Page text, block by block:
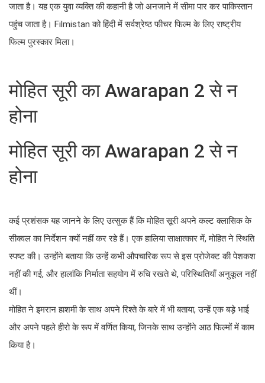
जाता है। यह एक युवा व्यक्ति की कहानी है जो अनजाने में सीमा पार कर पाकिस्तान
पहुंच जाता है। Filmistan को हिंदी में सर्वश्रेष्ठ फीचर फिल्म के लिए राष्ट्रीय
फिल्म पुरस्कार मिला।
मोहित सूरी का Awarapan 2 से न
होना
मोहित सूरी का Awarapan 2 से न
होना
कई प्रशंसक यह जानने के लिए उत्सुक हैं कि मोहित सूरी अपने कल्ट क्लासिक के
सीक्वल का निर्देशन क्यों नहीं कर रहे हैं। एक हालिया साक्षात्कार में, मोहित ने स्थिति
स्पष्ट की। उन्होंने बताया कि उन्हें कभी औपचारिक रूप से इस प्रोजेक्ट की पेशकश
नहीं की गई, और हालांकि निर्माता सहयोग में रुचि रखते थे, परिस्थितियाँ अनुकूल नहीं
थीं।
मोहित ने इमरान हाशमी के साथ अपने रिश्ते के बारे में भी बताया, उन्हें एक बड़े भाई
और अपने पहले हीरो के रूप में वर्णित किया, जिनके साथ उन्होंने आठ फिल्मों में काम
किया है।